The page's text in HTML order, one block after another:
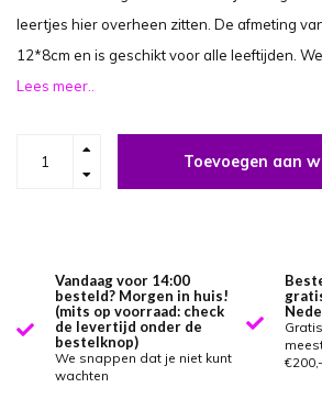
leertjes hier overheen zitten. De afmeting
12*8cm en is geschikt voor alle leeftijden.
Lees meer..
Toevoegen aan
Vandaag voor 14:00
besteld? Morgen in huis!
(mits op voorraad: check
de levertijd onder de
bestelknop)
We snappen dat je niet kunt
wachten
€200,-